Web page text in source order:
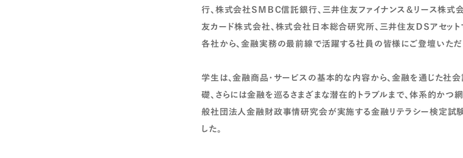
行、株式会社ＳＭＢＣ信託銀行、三井住友ファイナンス＆リース株式
友カード株式会社、株式会社日本総合研究所、三井住友ＤＳアセッ
各社から、金融実務の最前線で活躍する社員の皆様にご登壇いただ
学生は、金融商品・サービスの基本的な内容から、金融を通じた社
礎、さらには金融を巡るさまざまな潜在的トラブルまで、体系的かつ
般社団法人金融財政事情研究会が実施する金融リテラシー検定試
した。